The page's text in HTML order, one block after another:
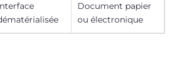
Document papier
ou électronique